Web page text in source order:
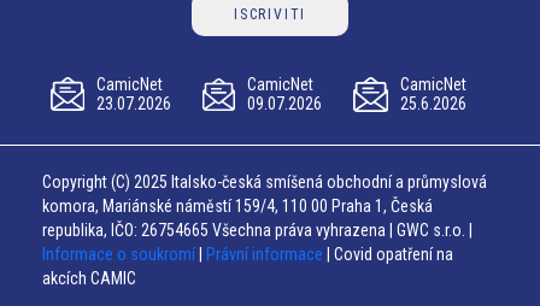
ISCRIVITI
CamicNet
23.07.2026
CamicNet
09.07.2026
CamicNet
25.6.2026
Copyright (C) 2025 Italsko-česká smíšená obchodní a průmyslová
komora, Mariánské náměstí 159/4, 110 00 Praha 1, Česká
republika, IČO: 26754665 Všechna práva vyhrazena | GWC s.r.o. |
Informace o soukromí
Právní informace | Covid opatření na
akcích CAMIC